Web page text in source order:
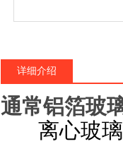
详细介绍
通常铝箔玻
离心玻璃